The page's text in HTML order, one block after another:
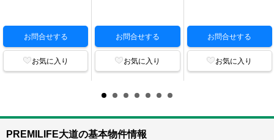
お問合せする
お気に入り
お問合せする
お気に入り
お問合せする
お気に入り
PREMILIFE大道の基本物件情報